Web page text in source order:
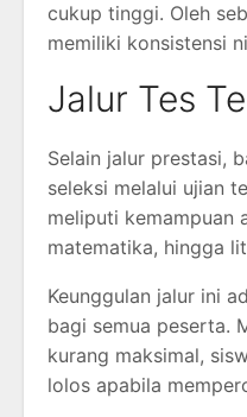
cukup tinggi. Oleh
memiliki konsistensi
Jalur Tes
Selain jalur prestasi,
seleksi melalui ujian
meliputi kemampuan
matematika, hingga
Keunggulan jalur ini
bagi semua peserta.
kurang maksimal,
lolos apabila